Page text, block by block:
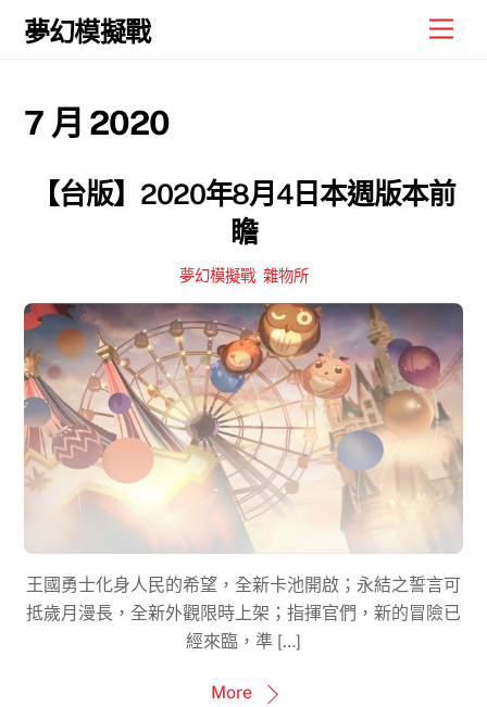
Skip
夢幻模擬戰
7 月 2020
【台版】2020年8月4日本週版本前
瞻
夢幻模擬戰, 雜物所
王國勇士化身人民的希望，全新卡池開啟；永結之誓言可
抵歲月漫長，全新外觀限時上架；指揮官們，新的冒險已
經來臨，準 […]
More